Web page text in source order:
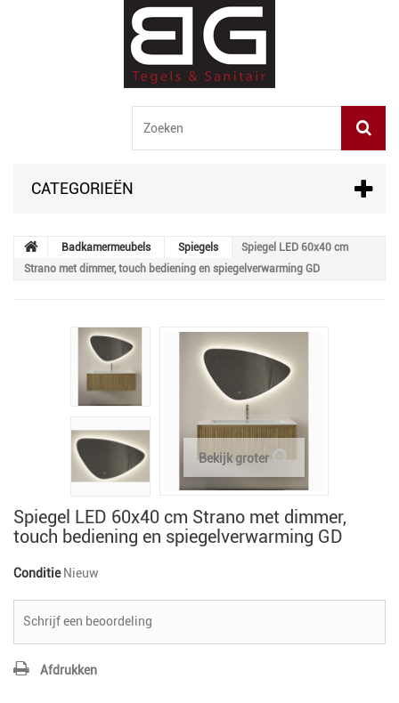
CATEGORIEËN
Badkamermeubels Spiegels
Spiegel LED 60x40 cm
Strano met dimmer, touch bediening en spiegelverwarming GD
Bekijk groter
Spiegel LED 60x40 cm Strano met dimmer,
touch bediening en spiegelverwarming GD
Conditie Nieuw
Schrijf een beoordeling
Afdrukken